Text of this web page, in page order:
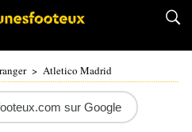
> Atletico Madrid
sur Google